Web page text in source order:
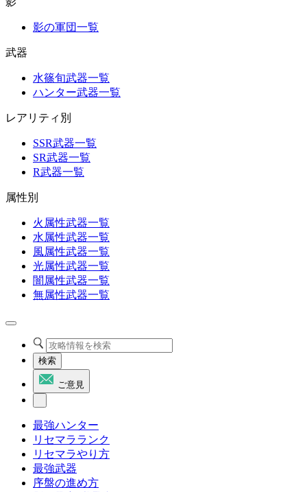
影の軍団一覧
武器
水篠旬武器一覧
ハンター武器一覧
レアリティ別
SSR武器一覧
SR武器一覧
R武器一覧
属性別
火属性武器一覧
水属性武器一覧
風属性武器一覧
光属性武器一覧
闇属性武器一覧
無属性武器一覧
検索
ご意見
最強ハンター
リセマラランク
リセマラやり方
最強武器
序盤の進め方